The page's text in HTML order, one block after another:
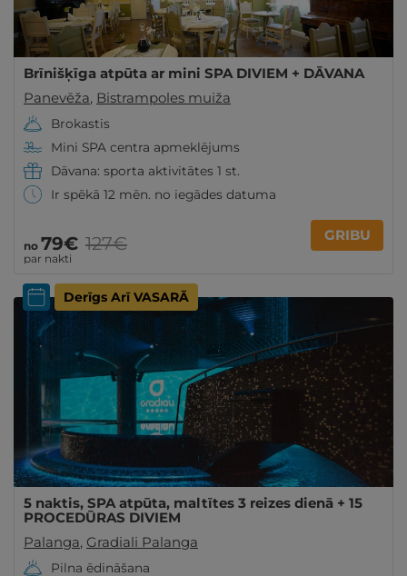
Brīnišķīga atpūta ar mini SPA DIVIEM + DĀVANA
Panevēža, Bistrampoles muiža
Brokastis
Mini SPA centra apmeklējums
Dāvana: sporta aktivitātes 1 st.
Ir spēkā 12 mēn. no iegādes datuma
no 79€
par nakti
127€ GRIBU
Derīgs Arī VASARĀ
5 naktis, SPA atpūta, maltītes 3 reizes dienā + 15
PROCEDŪRAS DIVIEM
Palanga, Gradiali Palanga
Pilna ēdināšana